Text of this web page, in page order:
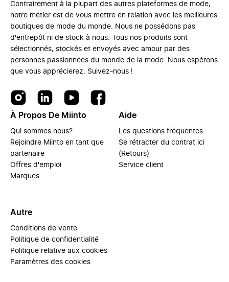
Contrairement à la plupart des autres plateformes de mode,
notre métier est de vous mettre en relation avec les meilleures
boutiques de mode du monde. Nous ne possédons pas
d'entrepôt ni de stock à nous. Tous nos produits sont
sélectionnés, stockés et envoyés avec amour par des
personnes passionnées du monde de la mode. Nous espérons
que vous apprécierez. Suivez-nous !
À Propos De Miinto
Qui sommes nous?
Rejoindre Miinto en tant que
partenaire
Offres d'emploi
Marques
Aide
Les questions fréquentes
Se rétracter du contrat ici
(Retours)
Service client
Autre
Conditions de vente
Politique de confidentialité
Politique relative aux cookies
Paramètres des cookies